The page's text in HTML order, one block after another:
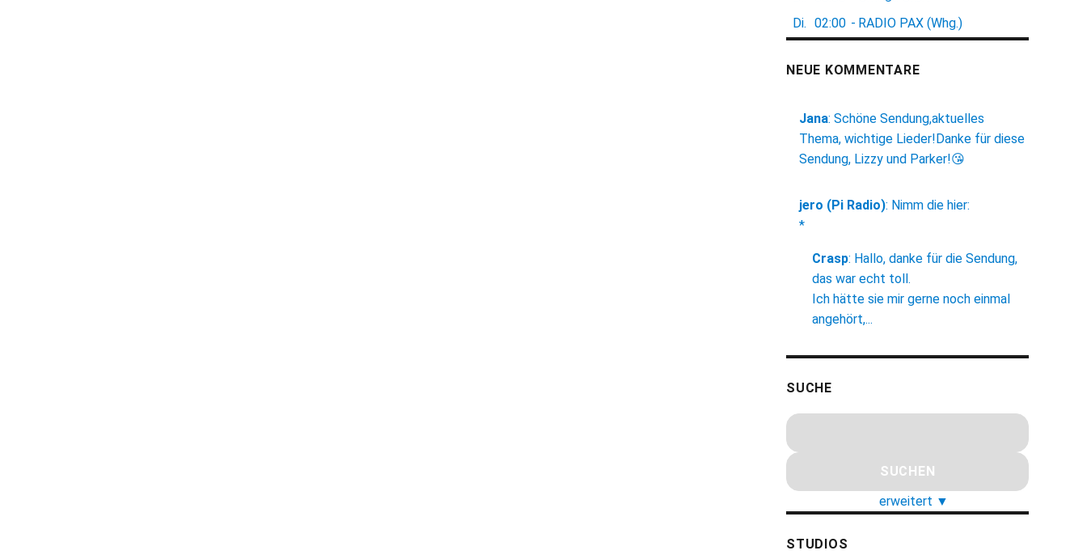
Di. 02:00 - RADIO PAX (Whg.)
NEUE KOMMENTARE
Jana: Schöne Sendung,aktuelles
Thema, wichtige Lieder!Danke für diese
Sendung, Lizzy und Parker!😘
jero (Pi Radio): Nimm die hier:
*
Crasp: Hallo, danke für die Sendung,
das war echt toll.
Ich hätte sie mir gerne noch einmal
angehört,...
SUCHE
erweitert ▼
STUDIOS